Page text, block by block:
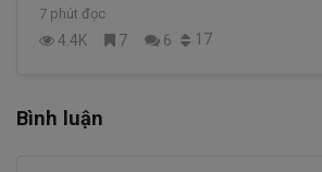
7 phút đọc
4.4K 7 6 17
Bình luận